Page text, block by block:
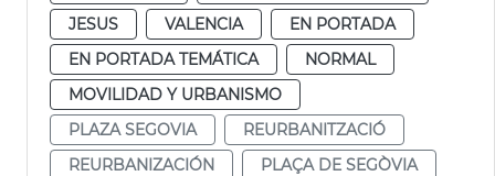
JESUS
VALENCIA
EN PORTADA
EN PORTADA TEMÁTICA
NORMAL
MOVILIDAD Y URBANISMO
PLAZA SEGOVIA
REURBANITZACIÓ
REURBANIZACIÓN
PLAÇA DE SEGÒVIA